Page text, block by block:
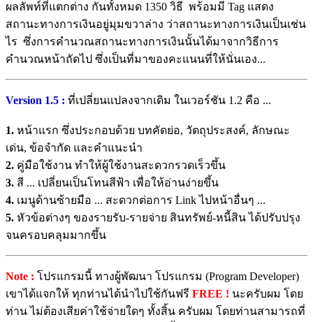
ผลลัพท์ที่แตกต่าง กันทั้งหมด 1350 วิธี พร้อมมี Tag แสดง
สถานะทางการเงินอยู่มุมขวาล่าง ว่าสถานะทางการเงินเป็นเช่น
ไร ซึ่งการคำนวณสถานะทางการเงินนั้นได้มาจากวิธีการ
คำนวณหน้าถัดไป ซึ่งเป็นที่มาของคะแนนที่ให้นั่นเอง...
Version 1.5 : ที่เปลี่ยนแปลงจากเดิม ในเวอร์ชัน 1.2 คือ ...
1. หน้าแรก ซึ่งประกอบด้วย บทคัดย่อ, วัตถุประสงค์, ลักษณะ
เด่น, ข้อจำกัด และคำแนะนำ
2. คู่มือใช้งาน ทำให้ผู้ใช้งานสะดวกรวดเร็วขึ้น
3. สี ... เปลี่ยนเป็นโทนสีฟ้า เพื่อให้อ่านง่ายขึ้น
4. เมนูด้านซ้ายมือ ... สะดวกต่อการ Link ไปหน้าอื่นๆ ...
5. หัวข้อต่างๆ ของรายรับ-รายจ่าย สินทรัพย์-หนี้สิน ได้ปรับปรุง
จนครอบคลุมมากขึ้น
Note : โปรแกรมนี้ ทางผู้พัฒนา โปรแกรม (Program Developer)
เขาได้แจกให้ ทุกท่านได้นำไปใช้กันฟรี FREE ! นะครับผม โดย
ท่าน ไม่ต้องเสียค่าใช้จ่ายใดๆ ทั้งสิ้น ครับผม โดยท่านสามารถที่